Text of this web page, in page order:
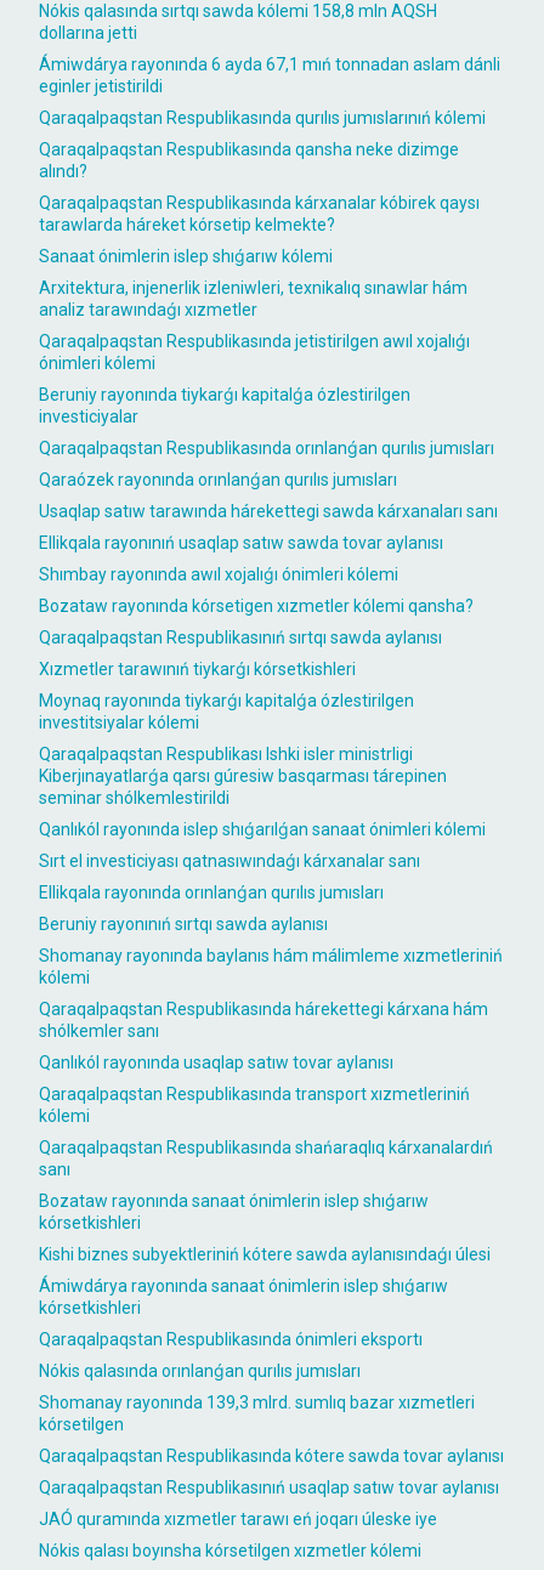
Nókis qalasında sırtqı sawda kólemi 158,8 mln AQSH
dollarına jetti
Ámiwdárya rayonında 6 ayda 67,1 mıń tonnadan aslam dánli
eginler jetistirildi
Qaraqalpaqstan Respublikasında qurılıs jumıslarınıń kólemi
Qaraqalpaqstan Respublikasında qansha neke dizimge
alındı?
Qaraqalpaqstan Respublikasında kárxanalar kóbirek qaysı
tarawlarda háreket kórsetip kelmekte?
Sanaat ónimlerin islep shıǵarıw kólemi
Arxitektura, injenerlik izleniwleri, texnikalıq sınawlar hám
analiz tarawındaǵı xızmetler
Qaraqalpaqstan Respublikasında jetistirilgen awıl xojalıǵı
ónimleri kólemi
Beruniy rayonında tiykarǵı kapitalǵa ózlestirilgen
investiciyalar
Qaraqalpaqstan Respublikasında orınlanǵan qurılıs jumısları
Qaraózek rayonında orınlanǵan qurılıs jumısları
Usaqlap satıw tarawında hárekettegi sawda kárxanaları sanı
Ellikqala rayonınıń usaqlap satıw sawda tovar aylanısı
Shımbay rayonında awıl xojalıǵı ónimleri kólemi
Bozataw rayonında kórsetigen xızmetler kólemi qansha?
Qaraqalpaqstan Respublikasınıń sırtqı sawda aylanısı
Xızmetler tarawınıń tiykarǵı kórsetkishleri
Moynaq rayonında tiykarǵı kapitalǵa ózlestirilgen
investitsiyalar kólemi
Qaraqalpaqstan Respublikası Ishki isler ministrligi
Kiberjınayatlarǵa qarsı gúresiw basqarması tárepinen
seminar shólkemlestirildi
Qanlıkól rayonında islep shıǵarılǵan sanaat ónimleri kólemi
Sırt el investiciyası qatnasıwındaǵı kárxanalar sanı
Ellikqala rayonında orınlanǵan qurılıs jumısları
Beruniy rayonınıń sırtqı sawda aylanısı
Shomanay rayonında baylanıs hám málimleme xızmetleriniń
kólemi
Qaraqalpaqstan Respublikasında hárekettegi kárxana hám
shólkemler sanı
Qanlıkól rayonında usaqlap satıw tovar aylanısı
Qaraqalpaqstan Respublikasında transport xızmetleriniń
kólemi
Qaraqalpaqstan Respublikasında shańaraqlıq kárxanalardıń
sanı
Bozataw rayonında sanaat ónimlerin islep shıǵarıw
kórsetkishleri
Kishi biznes subyektleriniń kótere sawda aylanısındaǵı úlesi
Ámiwdárya rayonında sanaat ónimlerin islep shıǵarıw
kórsetkishleri
Qaraqalpaqstan Respublikasında ónimleri eksportı
Nókis qalasında orınlanǵan qurılıs jumısları
Shomanay rayonında 139,3 mlrd. sumlıq bazar xızmetleri
kórsetilgen
Qaraqalpaqstan Respublikasında kótere sawda tovar aylanısı
Qaraqalpaqstan Respublikasınıń usaqlap satıw tovar aylanısı
JAÓ quramında xızmetler tarawı eń joqarı úleske iye
Nókis qalası boyınsha kórsetilgen xızmetler kólemi